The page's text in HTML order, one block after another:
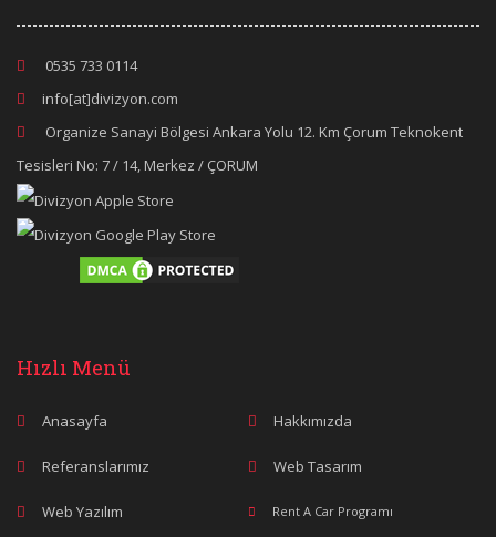
0535 733 0114
info[at]divizyon.com
Organize Sanayi Bölgesi Ankara Yolu 12. Km Çorum Teknokent
Tesisleri No: 7 / 14, Merkez / ÇORUM
Hızlı Menü
Anasayfa Hakkımızda
Referanslarımız Web Tasarım
Web Yazılım Rent A Car Programı